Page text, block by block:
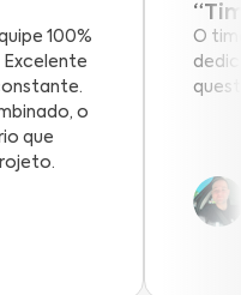
100%
o
que
O